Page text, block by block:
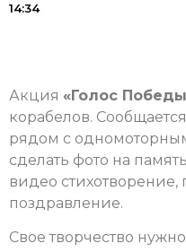
14:34
Акция «Голос
корабелов.
рядом с
сделать фото на
видео
поздравление.
Свое творчество